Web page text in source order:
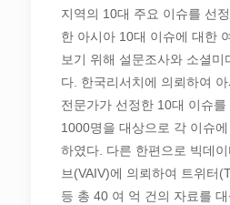
지역의 10대 주요 이슈를 선
한 아시아 10대 이슈에 대한
보기 위해 설문조사와 소셜미
다. 한국리서치에 의뢰하여
전문가가 선정한 10대 이슈를
1000명을 대상으로 각 이슈
하였다. 다른 한편으로 빅데
브(VAIV)에 의뢰하여 트위터
등 총 40 여 억 건의 자료를